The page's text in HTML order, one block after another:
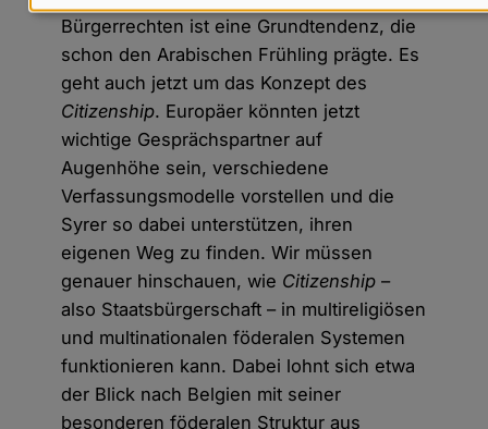
Bürgerrechten ist eine Grundtendenz, die
schon den Arabischen Frühling prägte. Es
geht auch jetzt um das Konzept des
Citizenship. Europäer könnten jetzt
wichtige Gesprächspartner auf
Augenhöhe sein, verschiedene
Verfassungsmodelle vorstellen und die
Syrer so dabei unterstützen, ihren
eigenen Weg zu finden. Wir müssen
genauer hinschauen, wie Citizenship –
also Staatsbürgerschaft – in multireligiösen
und multinationalen föderalen Systemen
funktionieren kann. Dabei lohnt sich etwa
der Blick nach Belgien mit seiner
besonderen föderalen Struktur aus
Daten
und
Cookies